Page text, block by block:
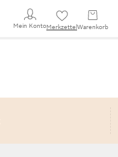
Mein KontoMerkzettel Warenkorb